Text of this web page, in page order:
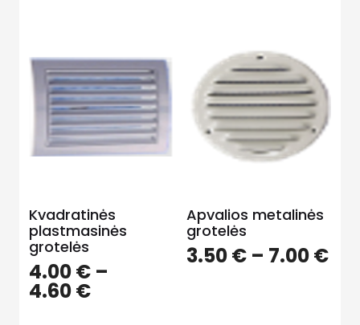
Kvadratinės
plastmasinės
grotelės
4.00€ –
4.60€
Apvalios metalinės
grotelės
3.50€– 7.00€